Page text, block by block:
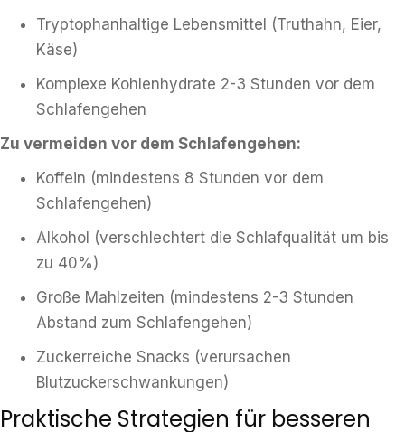
Tryptophanhaltige Lebensmittel (Truthahn, Eier,
Käse)
Komplexe Kohlenhydrate 2-3 Stunden vor dem
Schlafengehen
Zu vermeiden vor dem Schlafengehen:
Koffein (mindestens 8 Stunden vor dem
Schlafengehen)
Alkohol (verschlechtert die Schlafqualität um bis
zu 40%)
Große Mahlzeiten (mindestens 2-3 Stunden
Abstand zum Schlafengehen)
Zuckerreiche Snacks (verursachen
Blutzuckerschwankungen)
Praktische Strategien für besseren